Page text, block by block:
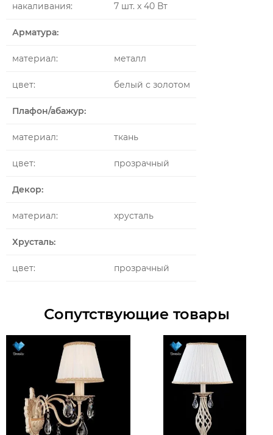
накаливания: 7 шт. x 40 Вт
Арматура:
материал: металл
цвет: белый с золотом
Плафон/абажур:
материал: ткань
цвет: прозрачный
Декор:
материал: хрусталь
Хрусталь:
цвет: прозрачный
Сопутствующие товары